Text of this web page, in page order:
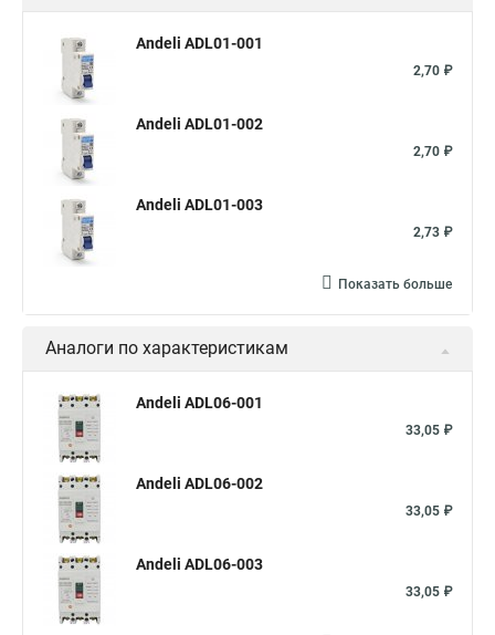
Andeli ADL01-001
2,70 ₽
Andeli ADL01-002
2,70 ₽
Andeli ADL01-003
2,73 ₽
Показать больше
Аналоги по характеристикам
Andeli ADL06-001
33,05 ₽
Andeli ADL06-002
33,05 ₽
Andeli ADL06-003
33,05 ₽